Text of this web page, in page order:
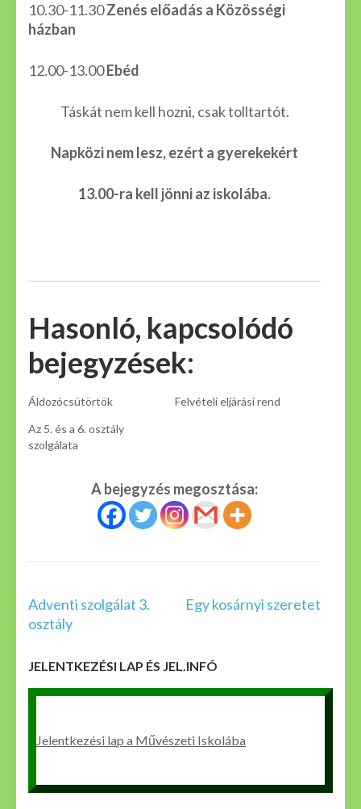
10.30-11.30Zenés előadás a Közösségi
házban
12.00-13.00Ebéd
Táskát nem kell hozni, csak tolltartót.
Napközi nem lesz, ezért a gyerekekért
13.00-ra kell jönni az iskolába.
Hasonló, kapcsolódó
bejegyzések:
Áldozócsütörtök
Felvételi eljárási rend
Az 5. és a 6. osztály
szolgálata
A bejegyzés megosztása:
Bejegyzés
navigáció
Adventi szolgálat 3.
osztály
Egy kosárnyi szeretet
JELENTKEZÉSI LAP ÉS JEL.INFÓ
Jelentkezési lap a Művészeti Iskolába